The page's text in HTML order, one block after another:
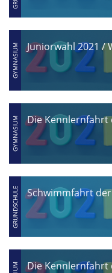
Juniorwahl 2021 /
Die Kennlernfahrt
Schwimmfahrt
Die Kennlernfahrt